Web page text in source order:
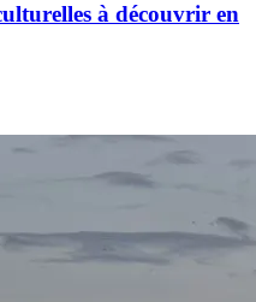
à découvrir en